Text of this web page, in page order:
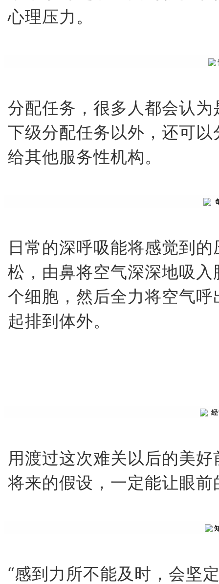
心理压力。
分配任务，很多人都会认
下级分配任务以外，还可
给其他服务性机构。
日常的深呼吸能将感觉到
松，由鼻将空气深深地吸
个细胞，然后全力将空气
起排到体外。
用渡过这次难关以后的美
将来的假设，一定能让眼
“感到力所不能及时，会坚